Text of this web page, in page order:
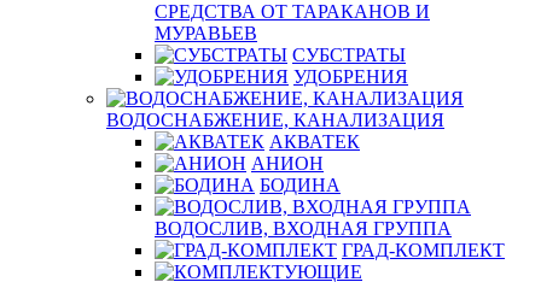
СРЕДСТВА ОТ ТАРАКАНОВ И
МУРАВЬЕВ
СУБСТРАТЫ
УДОБРЕНИЯ
ВОДОСНАБЖЕНИЕ, КАНАЛИЗАЦИЯ
АКВАТЕК
АНИОН
БОДИНА
ВОДОСЛИВ, ВХОДНАЯ ГРУППА
ГРАД-КОМПЛЕКТ